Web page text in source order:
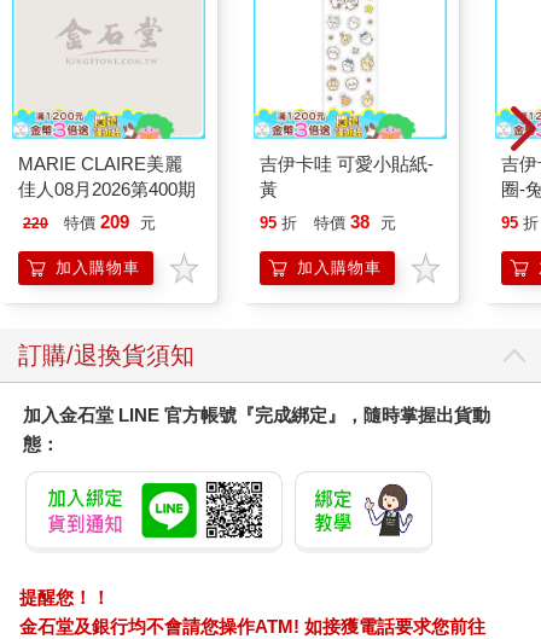
MARIE CLAIRE美麗
佳人08月2026第400期
220 特價 209 元
加入購物車
吉伊卡哇 可愛小貼紙-
黃
95 折 特價 38 元
加入購物車
吉伊卡哇
圈-
95 折
訂購/退換貨須知
加入金石堂 LINE 官方帳號『完成綁定』，隨時掌握出貨動
態：
提醒您！！
金石堂及銀行均不會請您操作ATM! 如接獲電話要求您前往